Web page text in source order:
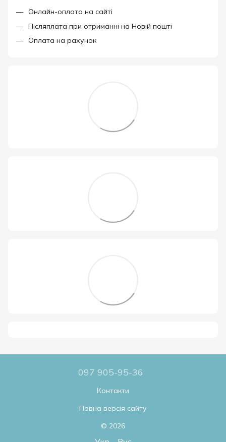
Онлайн-оплата на сайті
Післяплата при отриманні на Новій пошті
Оплата на рахунок
097 905-95-36
Контакти
Повна версія сайту
© 2026